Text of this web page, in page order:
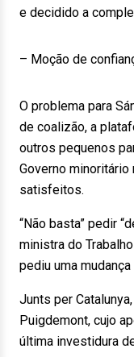
e decidido a
– Moção de
O problema para
de coalizão, a
outros pequenos
Governo minoritário
satisfeitos.
“Não basta” pedir
ministra do
pediu uma
Junts per
Puigdemont, cujo
última investidura